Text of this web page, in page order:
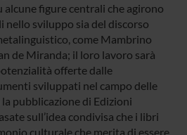
alcune figure centrali che agirono
nello sviluppo sia del discorso
come Mambrino
de Miranda; il loro lavoro sarà
offerte dalle
sviluppati nel campo delle
la pubblicazione di Edizioni
sull’idea condivisa che i libri
culturale che merita di essere